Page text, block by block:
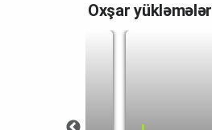
Oxşar yükləmələr